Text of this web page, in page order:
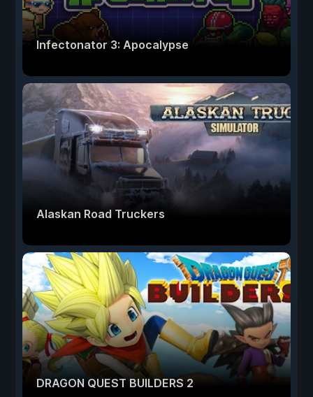
Infectonator 3: Apocalypse
Alaskan Road Truckers
DRAGON QUEST BUILDERS 2